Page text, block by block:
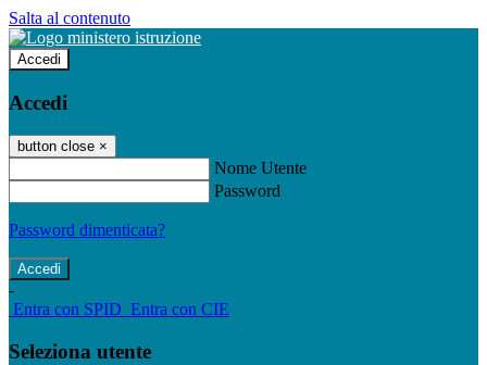
Salta al contenuto
Accedi
Accedi
button close ×
Nome Utente
Password
Password dimenticata?
-
Entra con SPID Entra con CIE
Seleziona utente